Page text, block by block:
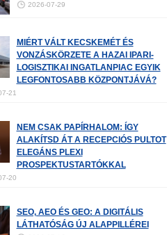
2026-07-29
MIÉRT VÁLT KECSKEMÉT ÉS
VONZÁSKÖRZETE A HAZAI IPARI-
LOGISZTIKAI INGATLANPIAC EGYIK
LEGFONTOSABB KÖZPONTJÁVÁ?
21
NEM CSAK PAPÍRHALOM: ÍGY
ALAKÍTSD ÁT A RECEPCIÓS PULTOT
ELEGÁNS PLEXI
PROSPEKTUSTARTÓKKAL
20
SEO, AEO ÉS GEO: A DIGITÁLIS
LÁTHATÓSÁG ÚJ ALAPPILLÉREI